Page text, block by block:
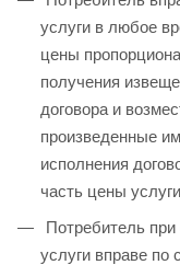
услуги в любое
цены
получения
договора и
произведенные
исполнения
часть цены
Потребитель при
услуги вправе по